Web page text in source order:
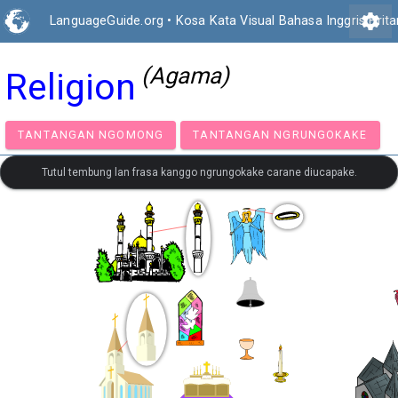
LanguageGuide.org • Kosa Kata Visual Bahasa Inggrissettings
Religion (Agama)
TANTANGAN NGOMONG TANTANGAN
Tutul tembung lan frasa kanggo ngrungokake carane diucapake.